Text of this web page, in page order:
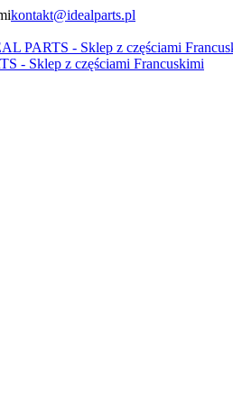
kontakt@idealparts.pl